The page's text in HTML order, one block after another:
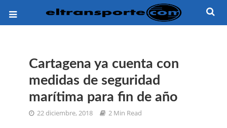
Cartagena ya cuenta con
medidas de seguridad
marítima para fin de año
22 diciembre, 2018 2 Min Read